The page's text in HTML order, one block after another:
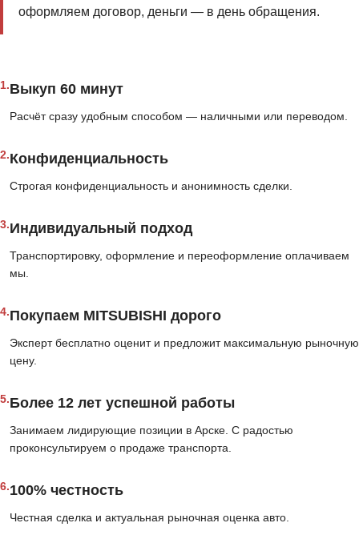
оформляем договор, деньги — в день обращения.
1.Выкуп 60 минут
Расчёт сразу удобным способом — наличными или переводом.
2.Конфиденциальность
Строгая конфиденциальность и анонимность сделки.
3.Индивидуальный подход
Транспортировку, оформление и переоформление оплачиваем
мы.
4.Покупаем MITSUBISHI дорого
Эксперт бесплатно оценит и предложит максимальную рыночную
цену.
5.Более 12 лет успешной работы
Занимаем лидирующие позиции в Арске. С радостью
проконсультируем о продаже транспорта.
6.100% честность
Честная сделка и актуальная рыночная оценка авто.